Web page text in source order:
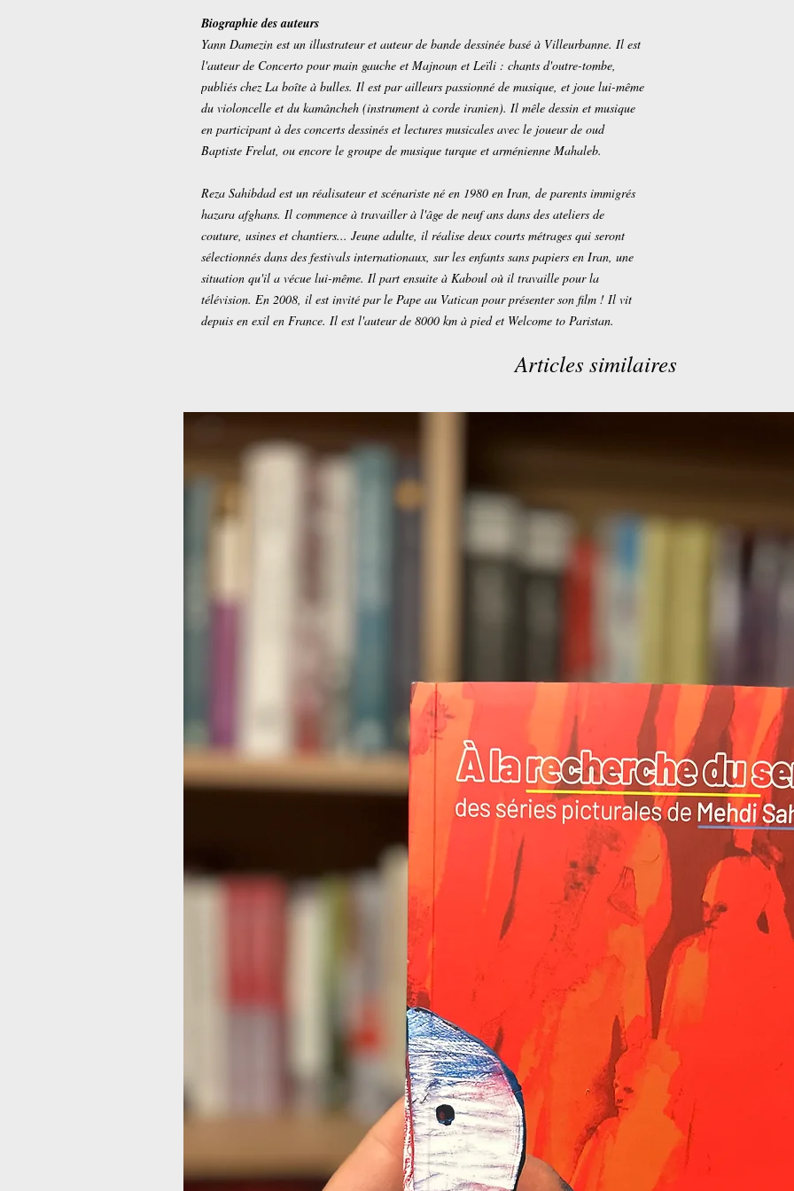
Biographie des auteurs
Yann Damezin est un illustrateur et auteur de bande dessinée basé à Villeurbanne. Il est
l'auteur de Concerto pour main gauche et Majnoun et Leïli : chants d'outre-tombe,
publiés chez La boîte à bulles. Il est par ailleurs passionné de musique, et joue lui-même
du violoncelle et du kamâncheh (instrument à corde iranien). Il mêle dessin et musique
en participant à des concerts dessinés et lectures musicales avec le joueur de oud
Baptiste Frelat, ou encore le groupe de musique turque et arménienne Mahaleb.
Reza Sahibdad est un réalisateur et scénariste né en 1980 en Iran, de parents immigrés
hazara afghans. Il commence à travailler à l'âge de neuf ans dans des ateliers de
couture, usines et chantiers... Jeune adulte, il réalise deux courts métrages qui seront
sélectionnés dans des festivals internationaux, sur les enfants sans papiers en Iran, une
situation qu'il a vécue lui-même. Il part ensuite à Kaboul où il travaille pour la
télévision. En 2008, il est invité par le Pape au Vatican pour présenter son film ! Il vit
depuis en exil en France. Il est l'auteur de 8000 km à pied et Welcome to Paristan.
Articles similaires